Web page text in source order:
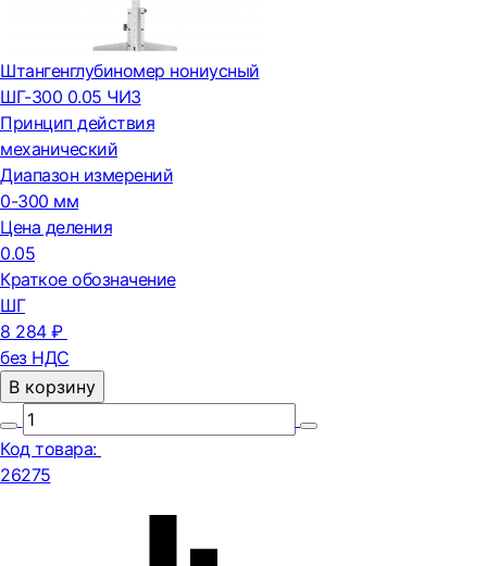
Штангенглубиномер нониусный
ШГ-300 0.05 ЧИЗ
Принцип действия
механический
Диапазон измерений
0-300 мм
Цена деления
0.05
Краткое обозначение
ШГ
8 284 ₽
без НДС
В корзину
Код товара:
26275